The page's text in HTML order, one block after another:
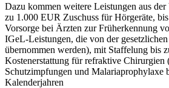
Dazu kommen weitere Leistungen aus
zu 1.000 EUR Zuschuss für Hörgeräte,
Vorsorge bei Ärzten zur Früherkennung
IGeL-Leistungen, die von der
übernommen werden), mit Staffelung bis
Kostenerstattung für refraktive Chirurgien
Schutzimpfungen und Malariaprophylaxe
Kalenderjahren